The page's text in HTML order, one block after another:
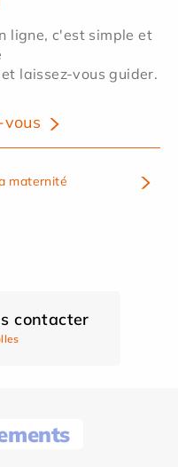
ligne, c'est simple et
laissez-vous guider.
maternité
contacter